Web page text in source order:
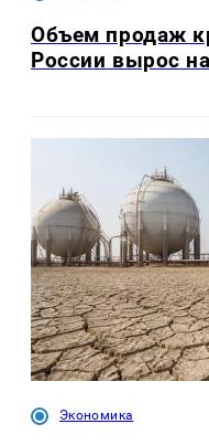
Объем продаж
России вырос
Экономика